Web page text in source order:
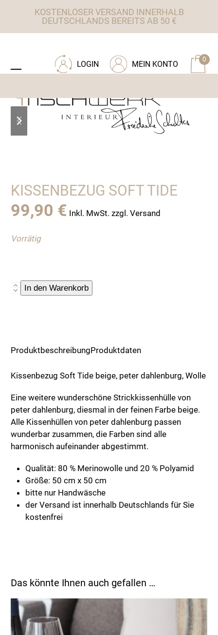
KOSTENLOSER VERSAND INNERHALB
DEUTSCHLANDS BEREITS AB 50 €
0
MEIN KONTO
LOGIN
mobile
mobile
slide
slide
KISSENBEZUG SOFT TIDE
99,90 € Inkl. MwSt. zzgl. Versand
Vorrätig
Kissenbezug
In den Warenkorb
ProduktbeschreibungProduktdaten
Kissenbezug Soft Tide beige, peter dahlenburg, Wolle
Eine weitere wunderschöne Strickkissenhülle von
peter dahlenburg, diesmal in der feinen Farbe beige.
Alle Kissenhüllen von peter dahlenburg passen
wunderbar zusammen, die Farben sind alle
harmonisch aufeinander abgestimmt.
Qualität: 80 % Merinowolle und 20 % Polyamid
Größe: 50 cm x 50 cm
bitte nur Handwäsche
der Versand ist innerhalb Deutschlands für Sie
kostenfrei
Das könnte Ihnen auch gefallen …